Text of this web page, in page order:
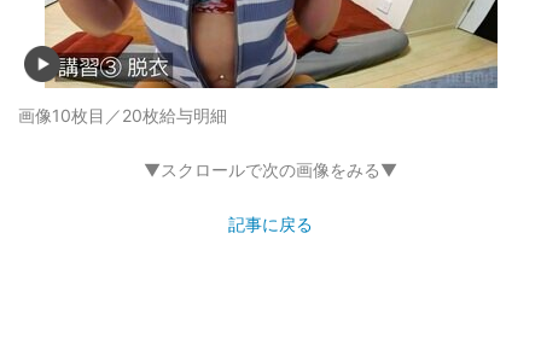
画像10枚目／20枚給与明細
▼スクロールで次の画像をみる▼
記事に戻る